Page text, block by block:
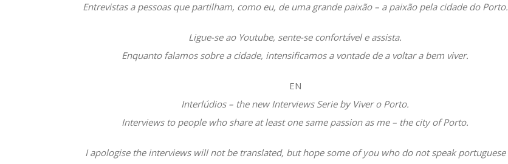
Entrevistas a pessoas que partilham, como eu, de uma grande paixão – a paixão pela cidade do Porto.
Ligue-se ao Youtube, sente-se confortável e assista.
Enquanto falamos sobre a cidade, intensificamos a vontade de a voltar a bem viver.
EN
Interlúdios – the new Interviews Serie by Viver o Porto.
Interviews to people who share at least one same passion as me – the city of Porto.
I apologise the interviews will not be translated, but hope some of you who do not speak portuguese